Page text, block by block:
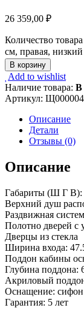
26 359,00 ₽
Количество
см, правая,
В корзину
Add to wishlist
Наличие товара: В
Артикул:
Описание
Детали
Отзывы (0)
Описание
Габариты (Ш Г В):
Верхний душ
Раздвижная
Полотно дверей с
Дверцы из стекла
Ширина входа:
Поддон кабины
Глубина поддона:
Акриловый
Оснащение: сифон
Гарантия: 5 лет